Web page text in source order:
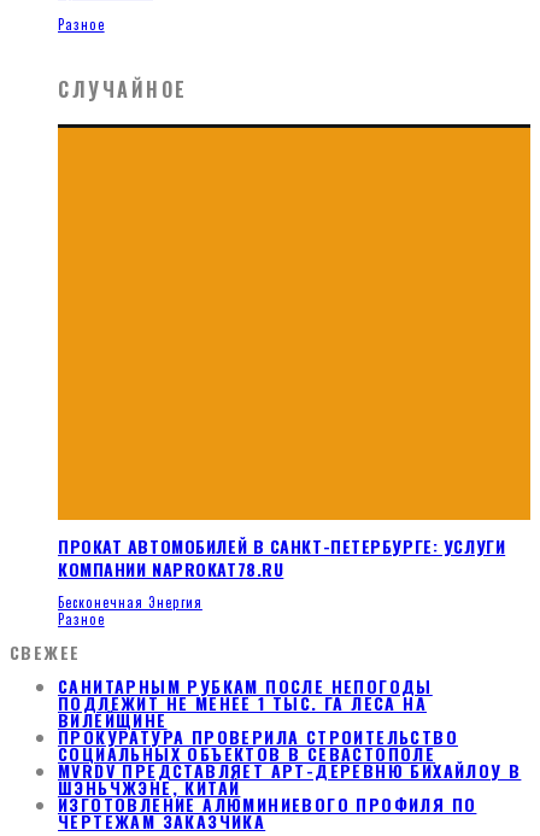
Разное
СЛУЧАЙНОЕ
ПРОКАТ АВТОМОБИЛЕЙ В САНКТ-ПЕТЕРБУРГЕ: УСЛУГИ
КОМПАНИИ NAPROKAT78.RU
Бесконечная Энергия
Разное
СВЕЖЕЕ
САНИТАРНЫМ РУБКАМ ПОСЛЕ НЕПОГОДЫ
ПОДЛЕЖИТ НЕ МЕНЕЕ 1 ТЫС. ГА ЛЕСА НА
ВИЛЕЙЩИНЕ
ПРОКУРАТУРА ПРОВЕРИЛА СТРОИТЕЛЬСТВО
СОЦИАЛЬНЫХ ОБЪЕКТОВ В СЕВАСТОПОЛЕ
MVRDV ПРЕДСТАВЛЯЕТ АРТ-ДЕРЕВНЮ БИХАЙЛОУ В
ШЭНЬЧЖЭНЕ, КИТАЙ
ИЗГОТОВЛЕНИЕ АЛЮМИНИЕВОГО ПРОФИЛЯ ПО
ЧЕРТЕЖАМ ЗАКАЗЧИКА